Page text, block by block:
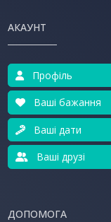
АКАУНТ
Профіль
Ваші бажання
Ваші дати
Ваші друзі
ДОПОМОГА